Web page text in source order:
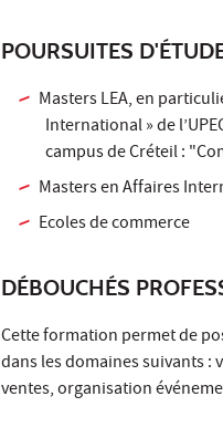
POURSUITES
Masters LEA, en
International » de
campus de Créteil :
Masters en Affaires
Ecoles de commerce
DÉBOUCHÉS
Cette formation permet de
dans les domaines suivants
ventes, organisation